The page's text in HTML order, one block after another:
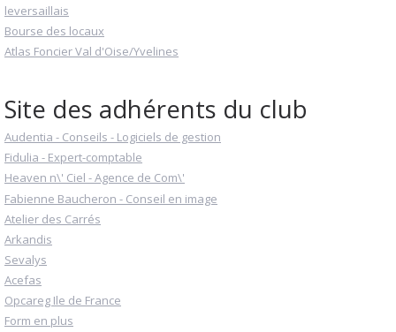
leversaillais
Bourse des locaux
Atlas Foncier Val d'Oise/Yvelines
Site des adhérents du club
Audentia - Conseils - Logiciels de gestion
Fidulia - Expert-comptable
Heaven n\' Ciel - Agence de Com\'
Fabienne Baucheron - Conseil en image
Atelier des Carrés
Arkandis
Sevalys
Acefas
Opcareg Ile de France
Form en plus